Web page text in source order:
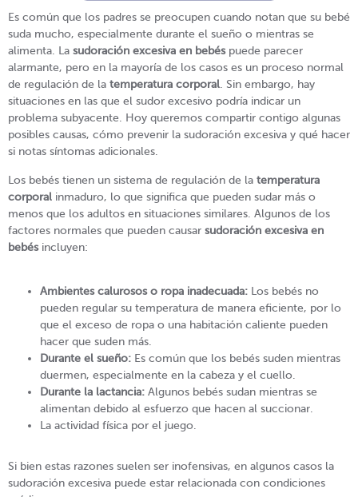
Es común que los padres se preocupen cuando notan que su bebé
suda mucho, especialmente durante el sueño o mientras se
alimenta. La sudoración excesiva en bebéspuede parecer
alarmante, pero en la mayoría de los casos es un proceso normal
de regulación de la temperatura corporal. Sin embargo, hay
situaciones en las que el sudor excesivo podría indicar un
problema subyacente. Hoy queremos compartir contigo algunas
posibles causas, cómo prevenir la sudoración excesiva y qué hacer
si notas síntomas adicionales.
Los bebés tienen un sistema de regulación de la temperatura
corporal inmaduro, lo que significa que pueden sudar más o
menos que los adultos en situaciones similares. Algunos de los
factores normales que pueden causar sudoración excesiva en
bebésincluyen:
Ambientes calurosos o ropa inadecuada: Los bebés no
pueden regular su temperatura de manera eficiente, por lo
que el exceso de ropa o una habitación caliente pueden
hacer que suden más.
Durante el sueño: Es común que los bebés suden mientras
duermen, especialmente en la cabeza y el cuello.
Durante la lactancia: Algunos bebés sudan mientras se
alimentan debido al esfuerzo que hacen al succionar.
La actividad física por el juego.
Si bien estas razones suelen ser inofensivas, en algunos casos la
sudoración excesiva puede estar relacionada con condiciones